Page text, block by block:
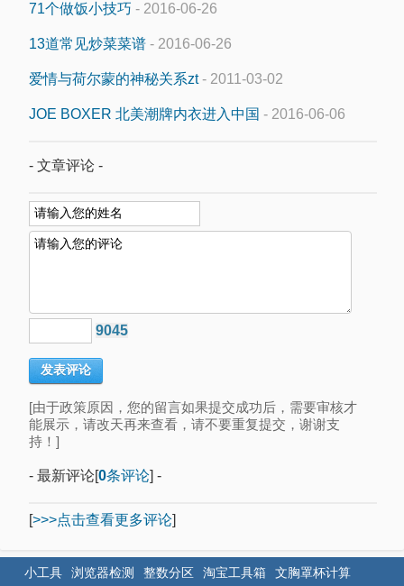
71个做饭小技巧 - 2016-06-26
13道常见炒菜菜谱 - 2016-06-26
爱情与荷尔蒙的神秘关系zt- 2011-03-02
JOE BOXER 北美潮牌内衣进入中国 - 2016-06-06
- 文章评论 -
9045
[由于政策原因，您的留言如果提交成功后，需要审核才
能展示，请改天再来查看，请不要重复提交，谢谢支
持！]
- 最新评论[0条评论] -
[>>>点击查看更多评论]
小工具 浏览器检测 整数分区 淘宝工具箱 文胸罩杯计算